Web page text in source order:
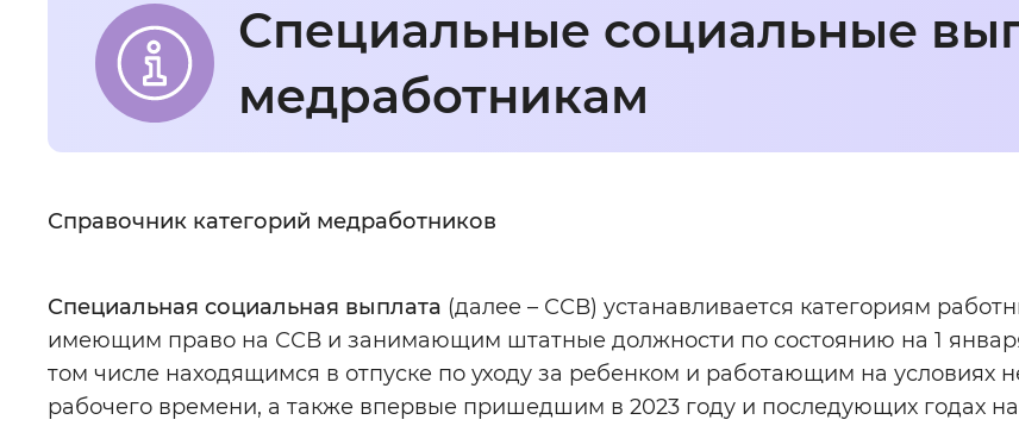
Интервал между буквами: Нормальный Увеличенный
Изображения: Включены
Звуковой ассистент Воспроизвести Повторить
Специальные социальные
медработникам
Основная
Справочник категорий медработников
Специальная социальная выплата (далее – ССВ) устанавливается категориям
имеющим право на ССВ и занимающим штатные должности по состоянию на 1 января
том числе находящимся в отпуске по уходу за ребенком и работающим на условиях
рабочего времени, а также впервые пришедшим в 2023 году и последующих годах